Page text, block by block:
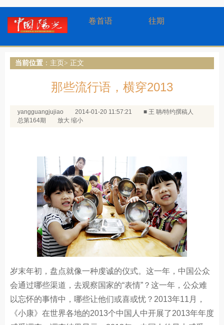
卷首语 往期
当前位置 ： 主页> 正文
那些流行语，横穿2013
yangguangjujiao 2014-01-20 11:57:21
■ 王 聃/特约撰稿人
总第164期
放大 缩小
岁末年初，盘点就像一种虔诚的仪式。这一年，中国公众
会通过哪些渠道，去观察国家的“表情”？这一年，公众难
以忘怀的事情中，哪些让他们或喜或忧？2013年11月，
《小康》在世界各地的2013个中国人中开展了2013年年度